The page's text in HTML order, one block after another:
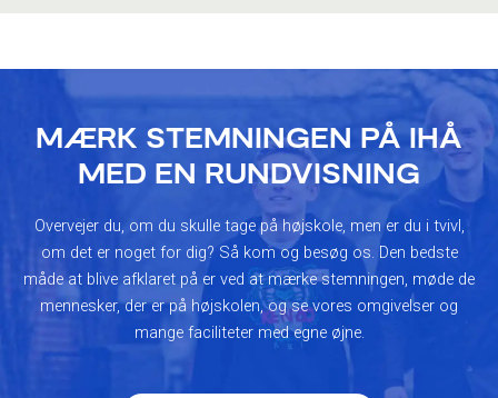
MÆRK STEMNINGEN PÅ IHÅ
MED EN RUNDVISNING
Overvejer du, om du skulle tage på højskole, men er du i tvivl,
om det er noget for dig? Så kom og besøg os. Den bedste
måde at blive afklaret på er ved at mærke stemningen, møde de
mennesker, der er på højskolen, og se vores omgivelser og
mange faciliteter med egne øjne.